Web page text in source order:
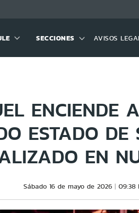
SECCIONES AVISOS
ENCIENDE
ESTADO DE
EN
Sábado 16 de mayo de 2026 09:38